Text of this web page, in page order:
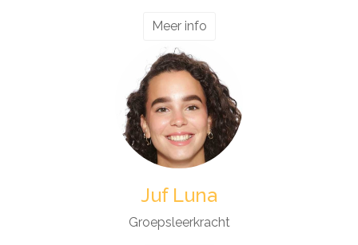
Meer info
Juf Luna
Groepsleerkracht